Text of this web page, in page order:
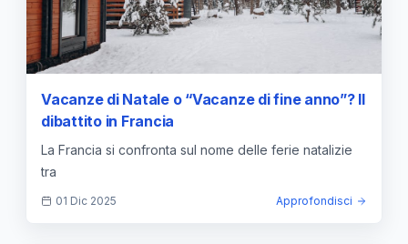
Vacanze di Natale o “Vacanze di fine anno”? Il
dibattito in Francia
La Francia si confronta sul nome delle ferie natalizie
tra
01 Dic 2025 Approfondisci